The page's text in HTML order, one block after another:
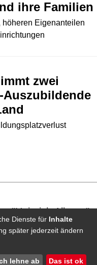
ihre Familien
höheren Eigenanteilen
zwei
Auszubildende
"Heinrich Albertz"
Barrierefreiheit
Dienste für Inhalte
später jederzeit ändern
lehne ab Das ist ok